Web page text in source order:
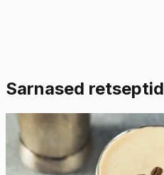
Sarnased retseptid
Lihtne 4.7 Hinnang:(10)
Espresso Martini kokteil